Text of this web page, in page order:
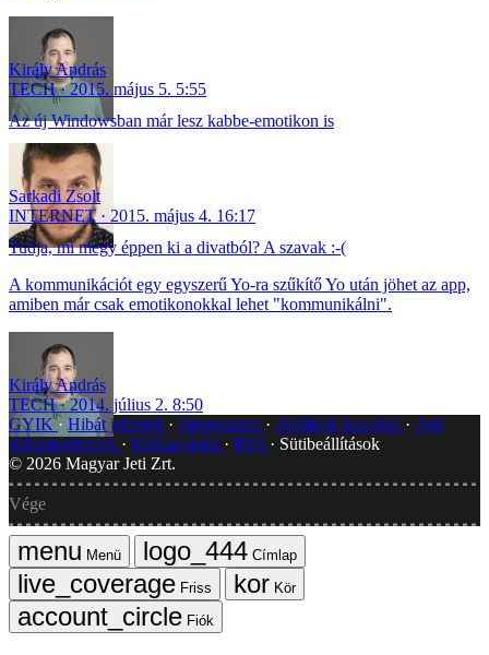
Király András
TECH
2015. május 5. 5:55
Az új Windowsban már lesz kabbe-emotikon is
Sarkadi Zsolt
INTERNET
2015. május 4. 16:17
Tudja, mi megy éppen ki a divatból? A szavak :-(
A kommunikációt egy egyszerű Yo-ra szűkítő Yo után jöhet az app,
amiben már csak emotikonokkal lehet "kommunikálni".
Király András
TECH
2014. július 2. 8:50
GYIK Hibát jelentek Impresszum Javítások kezelése
Jogi
dokumentumok
Médiaajánlat RSS
Sütibeállítások
© 2026 Magyar Jeti Zrt.
Vége
Menü
Címlap
Friss
Kör
Fiók